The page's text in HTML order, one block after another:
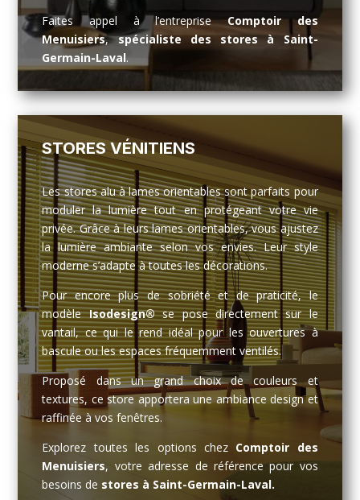
Faites appel à l’entrepriseComptoir des
Menuisiers,spécialiste des stores à Saint-
Germain-Laval.
STORES VÉNITIENS
Les stores alu à lames orientables sont parfaits pour
moduler la lumière tout en protégeant votre vie
privée. Grâce à leurs lames orientables, vous ajustez
la lumière ambiante selon vos envies. Leur style
moderne s’adapte à toutes les décorations.
Pour encore plus de sobriété et de praticité, le
modèleIsodesign®se pose directement sur le
vantail, ce qui le rend idéal pour les ouvertures à
bascule ou les espaces fréquemment ventilés.
Proposé dans un grand choix de couleurs et
textures, ce store apportera une ambiance design et
raffinée à vos fenêtres.
Explorez toutes les options chez Comptoir des
Menuisiers, votre adresse de référence pour vos
besoins de stores à Saint-Germain-Laval.